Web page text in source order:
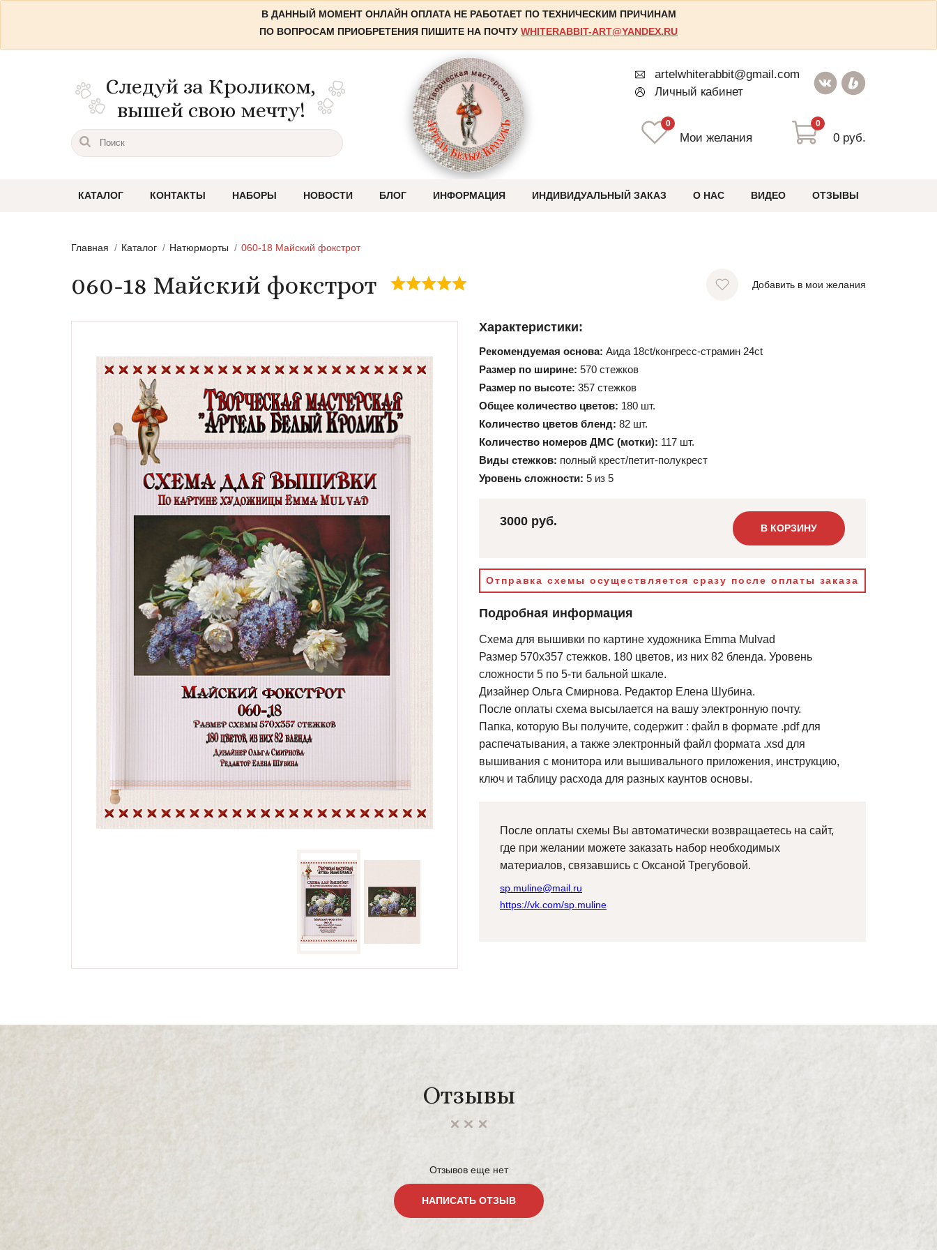
В ДАННЫЙ МОМЕНТ ОНЛАЙН ОПЛАТА НЕ РАБОТАЕТ ПО ТЕХНИЧЕСКИМ ПРИЧИНАМ
ПО ВОПРОСАМ ПРИОБРЕТЕНИЯ ПИШИТЕ НА ПОЧТУ WHITERABBIT-ART@YANDEX.RU
Следуй за Кроликом,
вышей свою мечту!
artelwhiterabbit@gmail.com
Личный кабинет
0
Мои желания
0
0 руб.
КАТАЛОГ
Городские пейзажи
Цветы и растения
Модерн, символизм,
импрессионизм,
гобелены, карты
Жанровые сцены
Религиозные сюжеты,
Дети, дети с животными,
животные и птицы
Схемы по картинам
художника Андрея
Семплеры и примитивы
КОНТАКТЫ НАБОРЫ НОВОСТИ БЛОГ ИНФОРМАЦИЯ
Система скидок
ИНДИВИДУАЛЬНЫЙ ЗАКАЗ О НАС ВИДЕО ОТЗЫВЫ
Главная Каталог Натюрморты 060-18 Майский фокстрот
060-18 Майский фокстрот Добавить в мои желания
Характеристики:
Рекомендуемая основа: Аида 18ct/конгресс-страмин 24ct
Размер по ширине: 570 стежков
Размер по высоте: 357 стежков
Общее количество цветов: 180 шт.
Количество цветов бленд: 82 шт.
Количество номеров ДМС (мотки): 117 шт.
Виды стежков: полный крест/петит-полукрест
Уровень сложности: 5 из 5
3000 руб. В КОРЗИНУ
Отправка схемы осуществляется сразу после оплаты заказа
Подробная информация
Схема для вышивки по картине художника Emma Mulvad
Размер 570х357 стежков. 180 цветов, из них 82 бленда. Уровень
сложности 5 по 5-ти бальной шкале.
Дизайнер Ольга Смирнова. Редактор Елена Шубина.
После оплаты схема высылается на вашу электронную почту.
Папка, которую Вы получите, содержит : файл в формате .pdf для
распечатывания, а также электронный файл формата .xsd для
вышивания с монитора или вышивального приложения, инструкцию,
ключ и таблицу расхода для разных каунтов основы.
После оплаты схемы Вы автоматически возвращаетесь на сайт,
где при желании можете заказать набор необходимых
материалов, связавшись с Оксаной Трегубовой.
sp.muline@mail.ru
https://vk.com/sp.muline
Отзывы
Отзывов еще нет
НАПИСАТЬ ОТЗЫВ